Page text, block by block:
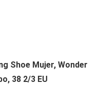
Shoe Mujer, Wonder
38 2/3 EU